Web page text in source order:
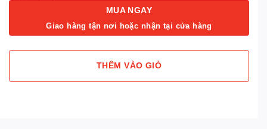
MUA NGAY
Giao hàng tận nơi hoặc nhận tại cửa hàng
THÊM VÀO GIỎ